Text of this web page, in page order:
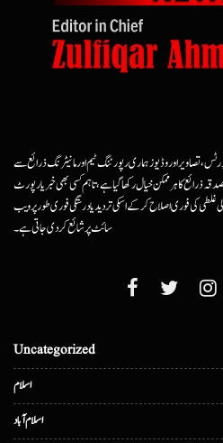
تصاویر اور وڈیوز ہماری رپورٹنگ ٹیم اور مانیٹرنگ ذرائع سے
ذرائع کا ہرممکن خیال رکھا گیا ہے، تاہم کسی بھی خبر یا رپورٹ
غلطی کی فوری اصلاح کرکے اسکی تردید یا درستگی فوری طور پر ویب
سائٹ پر شائع کردی جاتی ہے۔
Uncategorized
اسلام
اسلام آباد